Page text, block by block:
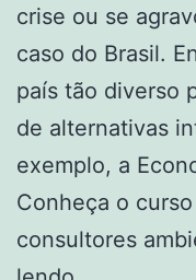
crise ou se
caso do Brasil.
país tão diverso
de alternativas
exemplo, a
Conheça o
consultores